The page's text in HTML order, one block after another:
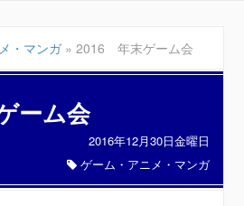
・マンガ»2016 年末ゲーム会
ーム会
2016年12月30日金曜日
ゲーム・アニメ・マンガ